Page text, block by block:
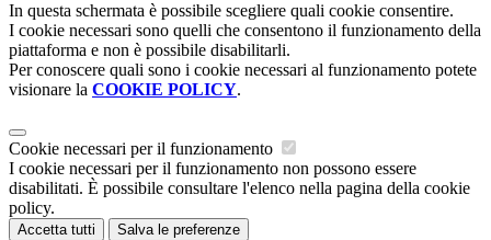
In questa schermata è possibile scegliere quali cookie consentire.
I cookie necessari sono quelli che consentono il funzionamento della
piattaforma e non è possibile disabilitarli.
Per conoscere quali sono i cookie necessari al funzionamento potete
visionare la COOKIE POLICY.
Cookie necessari per il funzionamento
I cookie necessari per il funzionamento non possono essere
disabilitati. È possibile consultare l'elenco nella pagina della cookie
policy.
Accetta tutti Salva le preferenze